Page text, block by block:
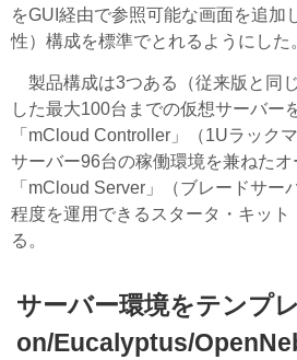
をGUI経由で参照可能な画面を追加
性）構成を標準でとれるようにした
製品構成は3つある（従来版と同
した最大100台までの仮想サーバー
「mCloud Controller」（1Uラック
サーバー96台の稼働環境を兼ねた
「mCloud Server」（ブレードサー
程度を運用できるスタータ・キッ
る。
サーバー環境をテンプ
on/Eucalyptus/